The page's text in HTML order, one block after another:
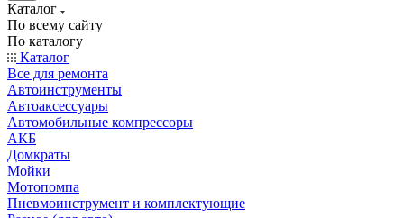
Каталог
По всему сайту
По каталогу
Каталог
Все для ремонта
Автоинструменты
Автоаксессуары
Автомобильные компрессоры
АКБ
Домкраты
Мойки
Мотопомпа
Пневмоинструмент и комплектующие